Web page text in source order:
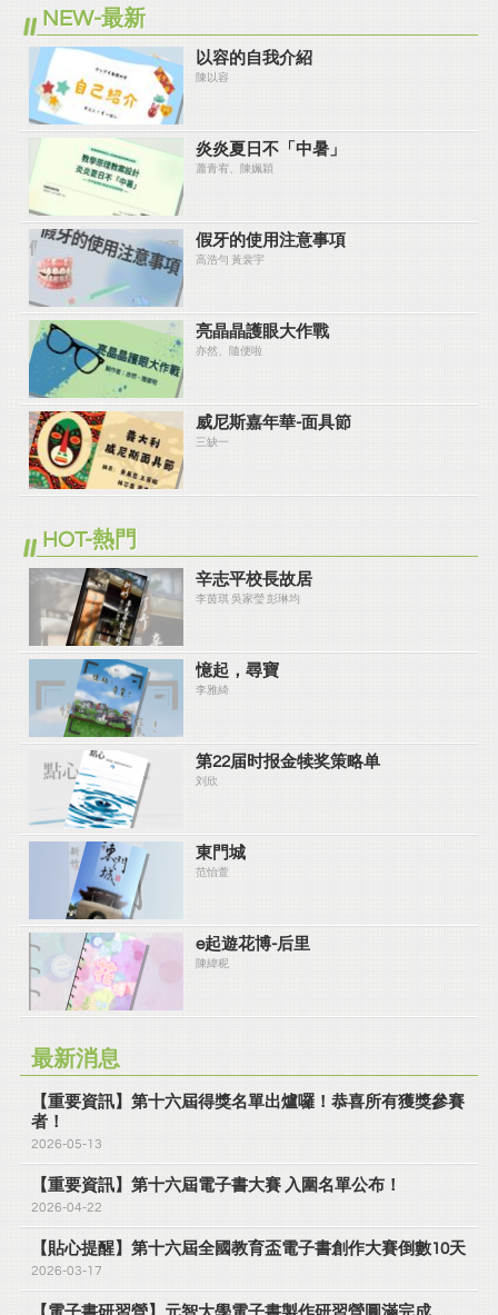
NEW-最新
以容的自我介紹
陳以容
炎炎夏⽇不「中暑」
蕭青宥、陳姵穎
假牙的使用注意事項
高浩勻 黃裴宇
亮晶晶護眼大作戰
亦然、隨便啦
威尼斯嘉年華-面具節
三缺一
HOT-熱門
辛志平校長故居
李茵琪 吳家瑩 彭琳均
憶起，尋寶
李雅綺
第22届时报金犊奖策略单
刘欣
東門城
范怡萱
e起遊花博-后里
陳緯秜
最新消息
【重要資訊】第十六屆得獎名單出爐囉！恭喜所有獲獎參賽
者！
2026-05-13
【重要資訊】第十六屆電子書大賽 入圍名單公布！
2026-04-22
【貼心提醒】第十六屆全國教育盃電子書創作大賽倒數10天
2026-03-17